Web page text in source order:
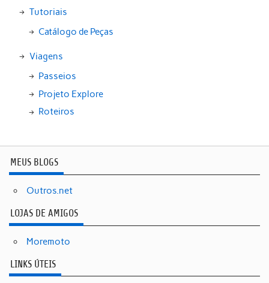
Tutoriais
Catálogo de Peças
Viagens
Passeios
Projeto Explore
Roteiros
MEUS BLOGS
Outros.net
LOJAS DE AMIGOS
Moremoto
LINKS ÚTEIS